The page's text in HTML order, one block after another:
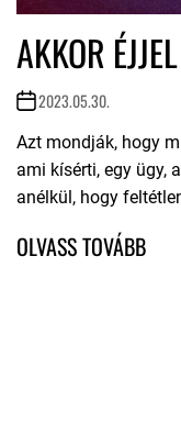
AKKOR ÉJJEL
2023.05.30.
Azt mondják, hogy
ami kísérti, egy ügy,
anélkül, hogy